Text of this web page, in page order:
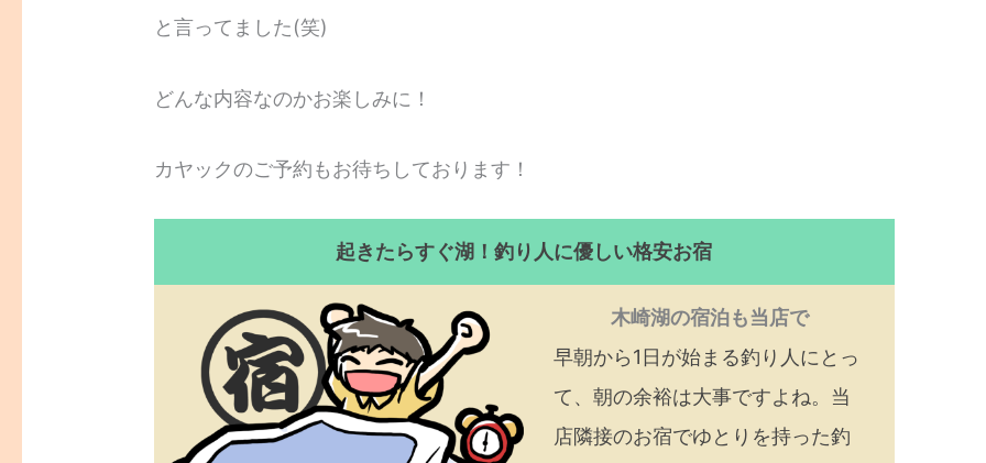
と言ってました(笑)
どんな内容なのかお楽しみに！
カヤックのご予約もお待ちしております！
起きたらすぐ湖！釣り人に優しい格安お宿
木崎湖の宿泊も当店で
早朝から1日が始まる釣り人にとっ
て、朝の余裕は大事ですよね。当
店隣接のお宿でゆとりを持った釣